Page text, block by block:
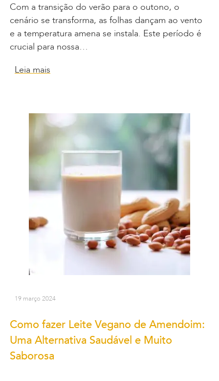
Com a transição do verão para o outono, o
cenário se transforma, as folhas dançam ao vento
e a temperatura amena se instala. Este período é
crucial para nossa…
Leia mais
19 março 2024
Como fazer Leite Vegano de Amendoim:
Uma Alternativa Saudável e Muito
Saborosa